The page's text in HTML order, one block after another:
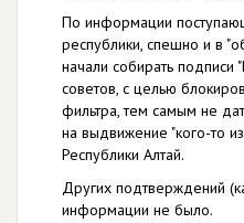
По информации
республики, спешно и в
начали собирать подписи
советов, с целью
фильтра, тем самым не
на выдвижение "кого-то
Республики Алтай.
Других подтверждений
информации не было.